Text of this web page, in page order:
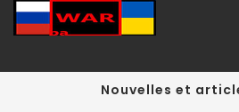
Nouvelles et